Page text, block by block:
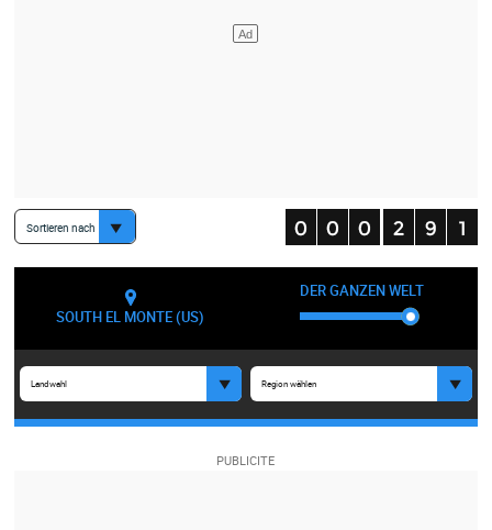
Sortieren nach
SOUTH EL MONTE (US)
DER GANZEN WELT
Landwahl Region wählen